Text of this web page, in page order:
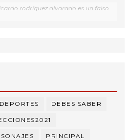
rodríguez alvarado es un falso
DEBES SABER
PRINCIPAL